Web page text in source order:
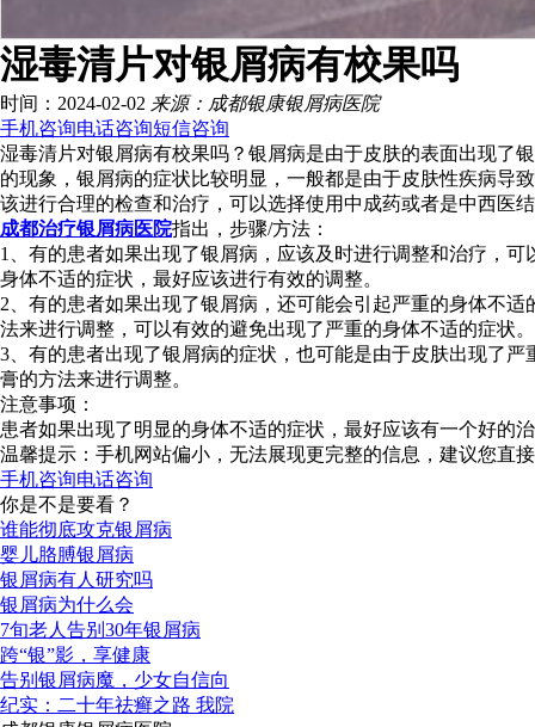
湿毒清片对银屑病有校果吗
时间：2024-02-02 来源：成都银康银屑病医院
手机咨询电话咨询短信咨询
湿毒清片对银屑病有校果吗？银屑病是由于皮肤的表面出现了
的现象，银屑病的症状比较明显，一般都是由于皮肤性疾病导
该进行合理的检查和治疗，可以选择使用中成药或者是中西医
成都治疗银屑病医院指出，步骤/方法：
1、有的患者如果出现了银屑病，应该及时进行调整和治疗，
身体不适的症状，最好应该进行有效的调整。
2、有的患者如果出现了银屑病，还可能会引起严重的身体不
法来进行调整，可以有效的避免出现了严重的身体不适的症状。
3、有的患者出现了银屑病的症状，也可能是由于皮肤出现了
膏的方法来进行调整。
注意事项：
患者如果出现了明显的身体不适的症状，最好应该有一个好的
温馨提示：手机网站偏小，无法展现更完整的信息，建议您直
手机咨询电话咨询
你是不是要看？
谁能彻底攻克银屑病
婴儿胳膊银屑病
银屑病有人研究吗
银屑病为什么会
7旬老人告别30年银屑病
跨“银”影，享健康
告别银屑病魔，少女自信向
纪实：二十年祛癣之路 我院